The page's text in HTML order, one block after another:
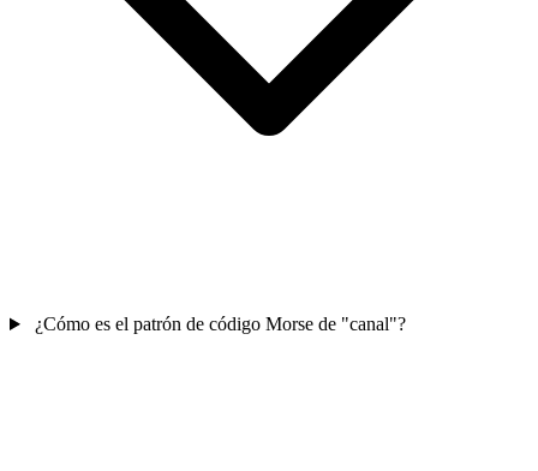
¿Cómo es el patrón de código Morse de "canal"?